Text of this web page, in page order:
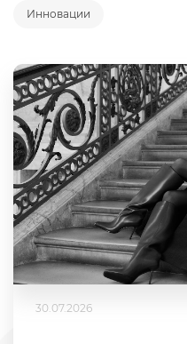
Инновации
30.07.2026